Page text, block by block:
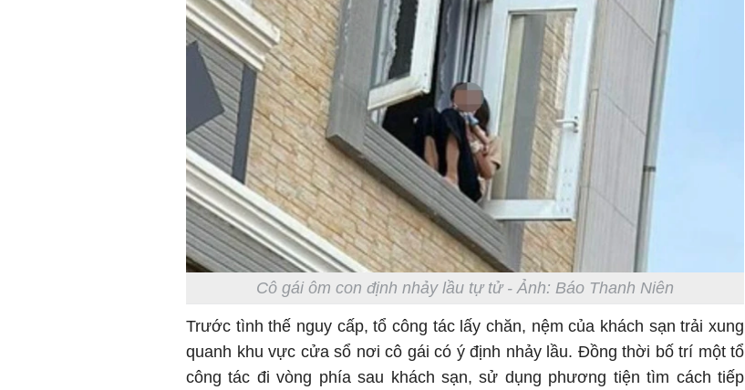
Cô gái ôm con định nhảy lầu tự tử - Ảnh: Báo Thanh Niên
Trước tình thế nguy cấp, tổ công tác lấy chăn, nệm của khách sạn trải xung
quanh khu vực cửa sổ nơi cô gái có ý định nhảy lầu. Đồng thời bố trí một tổ
công tác đi vòng phía sau khách sạn, sử dụng phương tiện tìm cách tiếp